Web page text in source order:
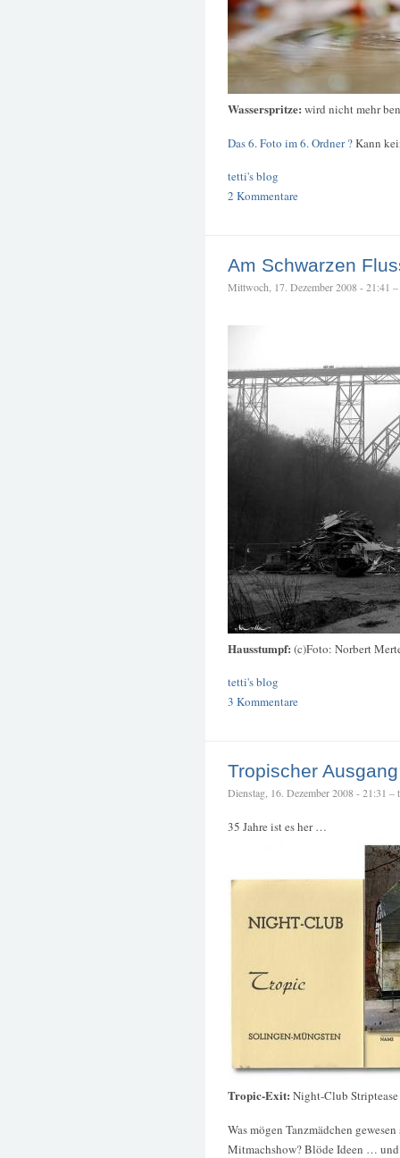
Wasserspritze: wird nicht mehr
Das 6. Foto im 6. Ordner ?Kann
tetti's blog
2 Kommentare
Am Schwarzen
Mittwoch, 17. Dezember 2008 - 21:41
Hausstumpf: (c)Foto: Norbert
tetti's blog
3 Kommentare
Tropischer
Dienstag, 16. Dezember 2008 - 21:31 –
35 Jahre ist es her …
Tropic-Exit: Night-Club Striptease
Was mögen Tanzmädchen
Mitmachshow? Blöde Ideen …